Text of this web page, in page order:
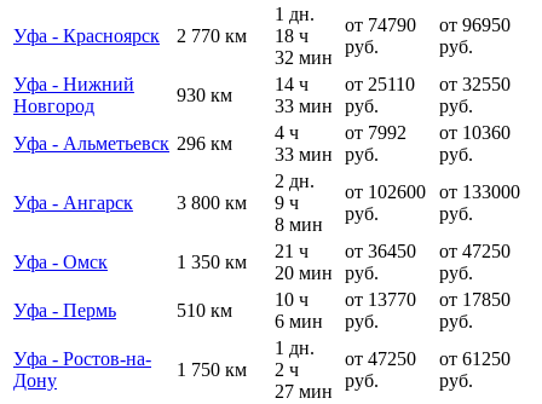
Уфа - Красноярск 2 770 км
1 дн.
18 ч
32 мин
от 74790
руб.
от 96950
руб.
Уфа - Нижний
Новгород
930 км
14 ч
33 мин
от 25110
руб.
от 32550
руб.
Уфа - Альметьевск 296 км
4 ч
33 мин
от 7992
руб.
от 10360
руб.
Уфа - Ангарск 3 800 км
2 дн.
9 ч
8 мин
от 102600
руб.
от 133000
руб.
Уфа - Омск 1 350 км
21 ч
20 мин
от 36450
руб.
от 47250
руб.
Уфа - Пермь
510 км
10 ч
6 мин
от 13770
руб.
от 17850
руб.
Уфа - Ростов-на-
Дону
1 750 км
1 дн.
2 ч
27 мин
от 47250
руб.
от 61250
руб.